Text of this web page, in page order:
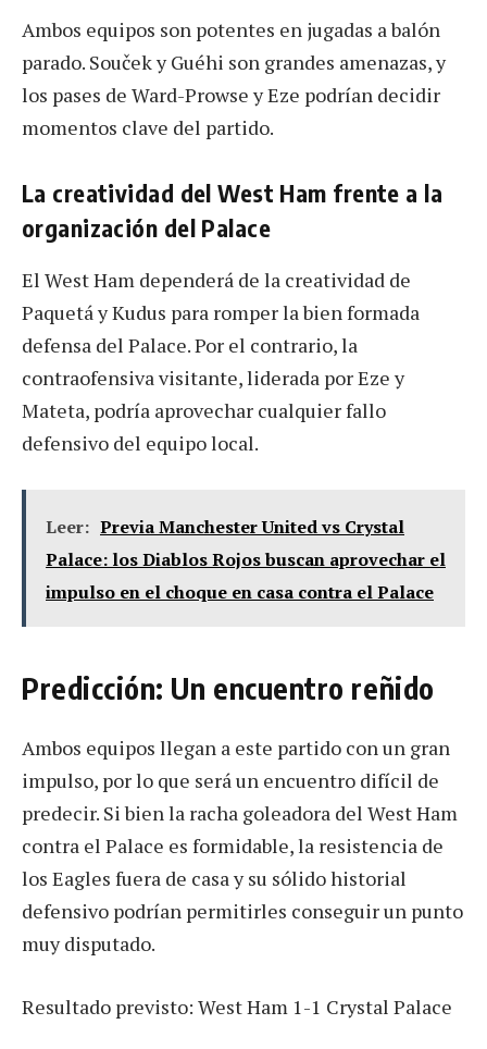
Ambos equipos son potentes en jugadas a balón
parado. Souček y Guéhi son grandes amenazas, y
los pases de Ward-Prowse y Eze podrían decidir
momentos clave del partido.
La creatividad del West Ham frente a la
organización del Palace
El West Ham dependerá de la creatividad de
Paquetá y Kudus para romper la bien formada
defensa del Palace. Por el contrario, la
contraofensiva visitante, liderada por Eze y
Mateta, podría aprovechar cualquier fallo
defensivo del equipo local.
Leer: Previa Manchester United vs Crystal
Palace: los Diablos Rojos buscan aprovechar el
impulso en el choque en casa contra el Palace
Predicción: Un encuentro reñido
Ambos equipos llegan a este partido con un gran
impulso, por lo que será un encuentro difícil de
predecir. Si bien la racha goleadora del West Ham
contra el Palace es formidable, la resistencia de
los Eagles fuera de casa y su sólido historial
defensivo podrían permitirles conseguir un punto
muy disputado.
Resultado previsto: West Ham 1-1 Crystal Palace